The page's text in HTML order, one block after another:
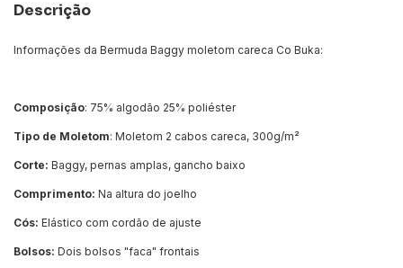
Descrição
Informações da Bermuda Baggy moletom careca Co Buka:
Composição: 75% algodão 25% poliéster
Tipo de Moletom: Moletom 2 cabos careca, 300g/m²
Corte: Baggy, pernas amplas, gancho baixo
Comprimento: Na altura do joelho
Cós: Elástico com cordão de ajuste
Bolsos: Dois bolsos "faca" frontais